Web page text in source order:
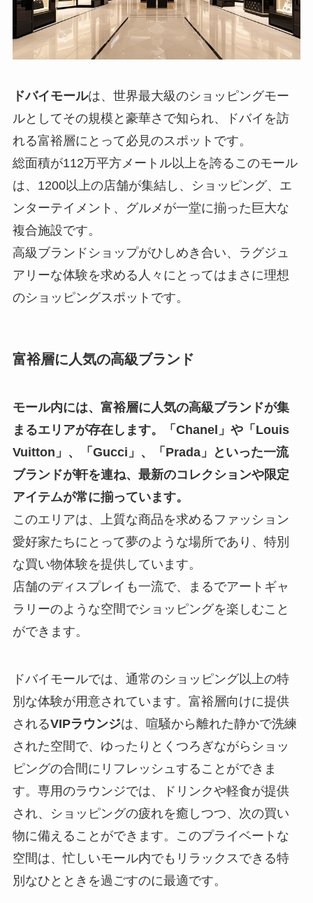
ドバイモールは、世界最大級のショッピングモー
ルとしてその規模と豪華さで知られ、ドバイを訪
れる富裕層にとって必見のスポットです。
総面積が112万平方メートル以上を誇るこのモール
は、1200以上の店舗が集結し、ショッピング、エ
ンターテイメント、グルメが一堂に揃った巨大な
複合施設です。
高級ブランドショップがひしめき合い、ラグジュ
アリーな体験を求める人々にとってはまさに理想
のショッピングスポットです。
富裕層に人気の高級ブランド
モール内には、富裕層に人気の高級ブランドが集
まるエリアが存在します。「Chanel」や「Louis
Vuitton」、「Gucci」、「Prada」といった一流
ブランドが軒を連ね、最新のコレクションや限定
アイテムが常に揃っています。
このエリアは、上質な商品を求めるファッション
愛好家たちにとって夢のような場所であり、特別
な買い物体験を提供しています。
店舗のディスプレイも一流で、まるでアートギャ
ラリーのような空間でショッピングを楽しむこと
ができます。
ドバイモールでは、通常のショッピング以上の特
別な体験が用意されています。富裕層向けに提供
されるVIPラウンジは、喧騒から離れた静かで洗練
された空間で、ゆったりとくつろぎながらショッ
ピングの合間にリフレッシュすることができま
す。専用のラウンジでは、ドリンクや軽食が提供
され、ショッピングの疲れを癒しつつ、次の買い
物に備えることができます。このプライベートな
空間は、忙しいモール内でもリラックスできる特
別なひとときを過ごすのに最適です。